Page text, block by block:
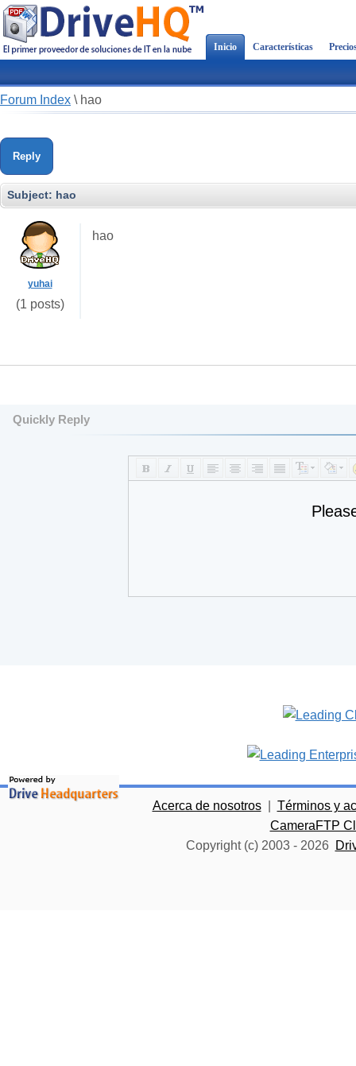
Inicio Características
Forum Index \ hao
Reply
Subject: hao
yuhai
(1 posts)
hao
Quickly Reply
Acerca de nosotros
Términos y
CameraFTP
Copyright (c) 2003 - 2026